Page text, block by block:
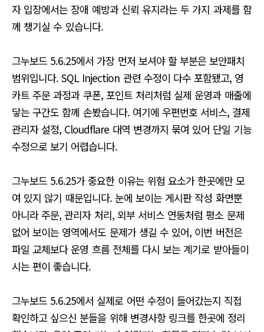
자 입장에서는 장애 예방과 신뢰 유지라는 두 가지 과제를 함
께 챙기실 수 있습니다.
그누보드 5.6.25에서 가장 먼저 보셔야 할 부분은 보안패치
범위입니다. SQL Injection 관련 수정이 다수 포함됐고, 영
카트 주문 과정과 쿠폰, 포인트 처리처럼 실제 운영과 매출에
닿는 구간도 함께 손봤습니다. 여기에 우편번호 서비스, 결제
관리자 설정, Cloudflare 대역 변경까지 묶여 있어 단일 기능
수정으로 보기 어렵습니다.
그누보드 5.6.25가 중요한 이유는 위험 요소가 한곳에만 모
여 있지 않기 때문입니다. 눈에 보이는 게시판 작성 화면뿐
아니라 주문, 관리자 처리, 외부 서비스 연동처럼 평소 문제
없어 보이는 영역에서도 문제가 생길 수 있어, 이번 버전은
파일 교체보다 운영 흐름 전체를 다시 보는 계기로 받아들이
시는 편이 좋습니다.
그누보드 5.6.25에서 실제로 어떤 수정이 들어갔는지 직접
확인하고 싶으신 분들을 위해 변경사항 링크를 한곳에 정리